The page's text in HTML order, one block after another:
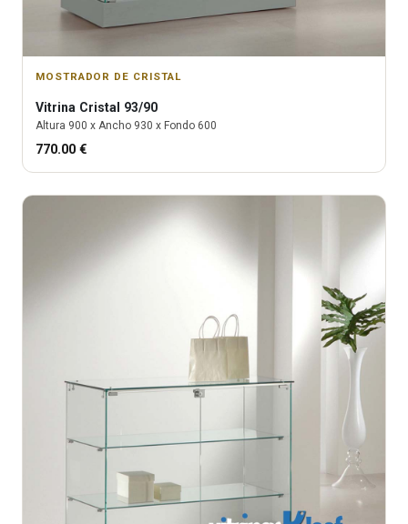
MOSTRADOR DE CRISTAL
Vitrina Cristal 93/90
Altura 900 x Ancho 930 x Fondo 600
770.00 €